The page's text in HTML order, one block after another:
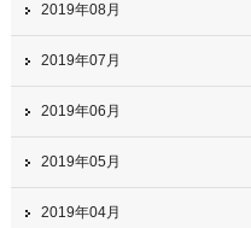
2019年08月
2019年07月
2019年06月
2019年05月
2019年04月